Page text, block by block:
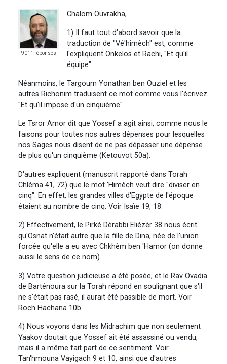
9011 réponses
Chalom Ouvrakha,
1) Il faut tout d'abord savoir que la
traduction de "Vé'himèch" est, comme
l'expliquent Onkelos et Rachi, "Et qu'il
équipe".
Néanmoins, le Targoum Yonathan ben Ouziel et les
autres Richonim traduisent ce mot comme vous l'écrivez
"Et qu'il impose d'un cinquième".
Le Tsror Amor dit que Yossef a agit ainsi, comme nous le
faisons pour toutes nos autres dépenses pour lesquelles
nos Sages nous disent de ne pas dépasser une dépense
de plus qu'un cinquième (Ketouvot 50a).
D'autres expliquent (manuscrit rapporté dans Torah
Chléma 41, 72) que le mot 'Himèch veut dire "diviser en
cinq". En effet, les grandes villes d'Egypte de l'époque
étaient au nombre de cinq. Voir Isaïe 19, 18.
2) Effectivement, le Pirké Dérabbi Eliézèr 38 nous écrit
qu'Osnat n'était autre que la fille de Dina, née de l'union
forcée qu'elle a eu avec Chkhèm ben 'Hamor (on donne
aussi le sens de ce nom).
3) Votre question judicieuse a été posée, et le Rav Ovadia
de Barténoura sur la Torah répond en soulignant que s'il
ne s'était pas rasé, il aurait été passible de mort. Voir
Roch Hachana 10b.
4) Nous voyons dans les Midrachim que non seulement
Yaakov doutait que Yossef ait été assassiné ou vendu,
mais il a même fait part de ce sentiment. Voir
Tan'hmouna Vayigach 9 et 10, ainsi que d'autres